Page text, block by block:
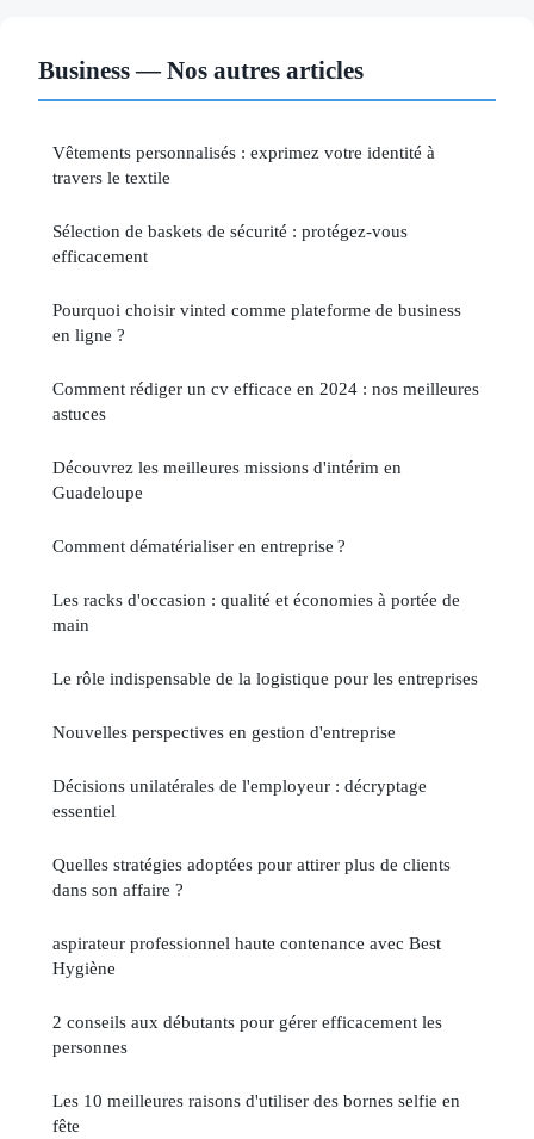
Business — Nos autres articles
Vêtements personnalisés : exprimez votre identité à
travers le textile
Sélection de baskets de sécurité : protégez-vous
efficacement
Pourquoi choisir vinted comme plateforme de business
en ligne ?
Comment rédiger un cv efficace en 2024 : nos meilleures
astuces
Découvrez les meilleures missions d'intérim en
Guadeloupe
Comment dématérialiser en entreprise ?
Les racks d'occasion : qualité et économies à portée de
main
Le rôle indispensable de la logistique pour les entreprises
Nouvelles perspectives en gestion d'entreprise
Décisions unilatérales de l'employeur : décryptage
essentiel
Quelles stratégies adoptées pour attirer plus de clients
dans son affaire ?
aspirateur professionnel haute contenance avec Best
Hygiène
2 conseils aux débutants pour gérer efficacement les
personnes
Les 10 meilleures raisons d'utiliser des bornes selfie en
fête